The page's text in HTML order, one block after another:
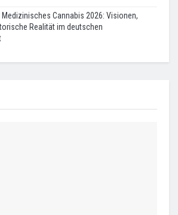
Cannabis 2026: Visionen,
Realität im deutschen